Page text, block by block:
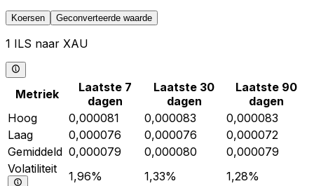
Koersen Geconverteerde waarde
1 ILS naar XAU
Metriek
Laatste 7
dagen
Laatste 30
dagen
Laatste 90
dagen
Hoog
0,000081 0,000083
0,000083
Laag
0,000076 0,000076
0,000072
Gemiddeld 0,000079 0,000080
0,000079
Volatiliteit
1,96% 1,33% 1,28%